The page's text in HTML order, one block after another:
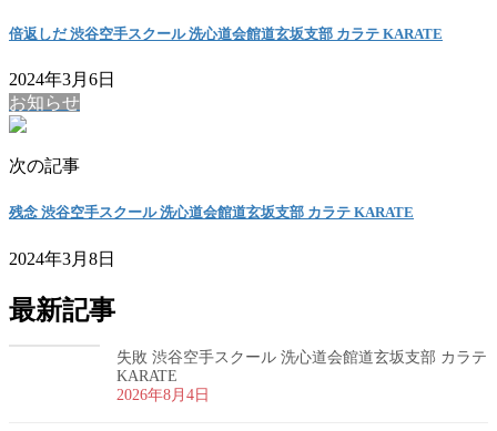
倍返しだ 渋谷空手スクール 洗心道会館道玄坂支部 カラテ KARATE
2024年3月6日
お知らせ
次の記事
残念 渋谷空手スクール 洗心道会館道玄坂支部 カラテ KARATE
2024年3月8日
最新記事
失敗 渋谷空手スクール 洗心道会館道玄坂支部 カラテ
KARATE
2026年8月4日